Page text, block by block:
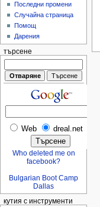
Последни промени
Случайна страница
Помощ
Дарения
търсене
Web dreal.net
Who deleted me on
facebook?
Bulgarian Boot Camp
Dallas
кутия с инструменти